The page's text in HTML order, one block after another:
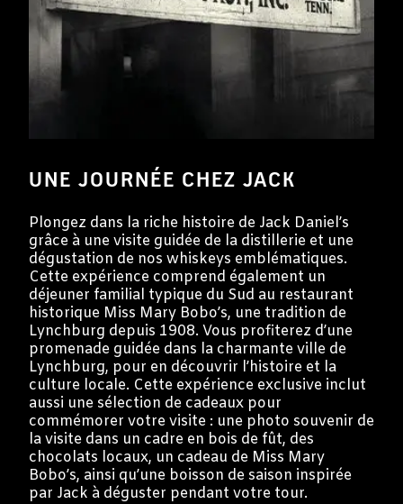
UNE JOURNÉE CHEZ JACK
Plongez dans la riche histoire de Jack Daniel’s
grâce à une visite guidée de la distillerie et une
dégustation de nos whiskeys emblématiques.
Cette expérience comprend également un
déjeuner familial typique du Sud au restaurant
historique Miss Mary Bobo’s, une tradition de
Lynchburg depuis 1908. Vous profiterez d’une
promenade guidée dans la charmante ville de
Lynchburg, pour en découvrir l’histoire et la
culture locale. Cette expérience exclusive inclut
aussi une sélection de cadeaux pour
commémorer votre visite : une photo souvenir de
la visite dans un cadre en bois de fût, des
chocolats locaux, un cadeau de Miss Mary
Bobo’s, ainsi qu’une boisson de saison inspirée
par Jack à déguster pendant votre tour.